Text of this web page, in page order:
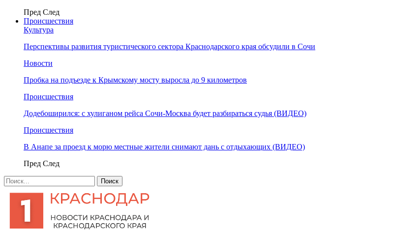
Пред След
Происшествия
Культура
Перспективы развития туристического сектора Краснодарского края обсудили в Сочи
Новости
Пробка на подъезде к Крымскому мосту выросла до 9 километров
Происшествия
Додебоширился: с хулиганом рейса Сочи-Москва будет разбираться судья (ВИДЕО)
Происшествия
В Анапе за проезд к морю местные жители снимают дань с отдыхающих (ВИДЕО)
Пред След